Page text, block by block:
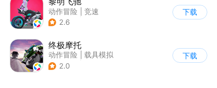
动作冒险
竞速
| 摩托车
2.6
下载
终极摩托
动作冒险
载具模拟
| 摩托车
2.0
下载